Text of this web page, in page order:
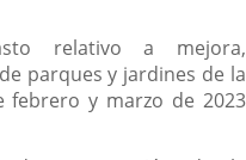
relativo a mejora,
parques y jardines de la
febrero y marzo de 2023